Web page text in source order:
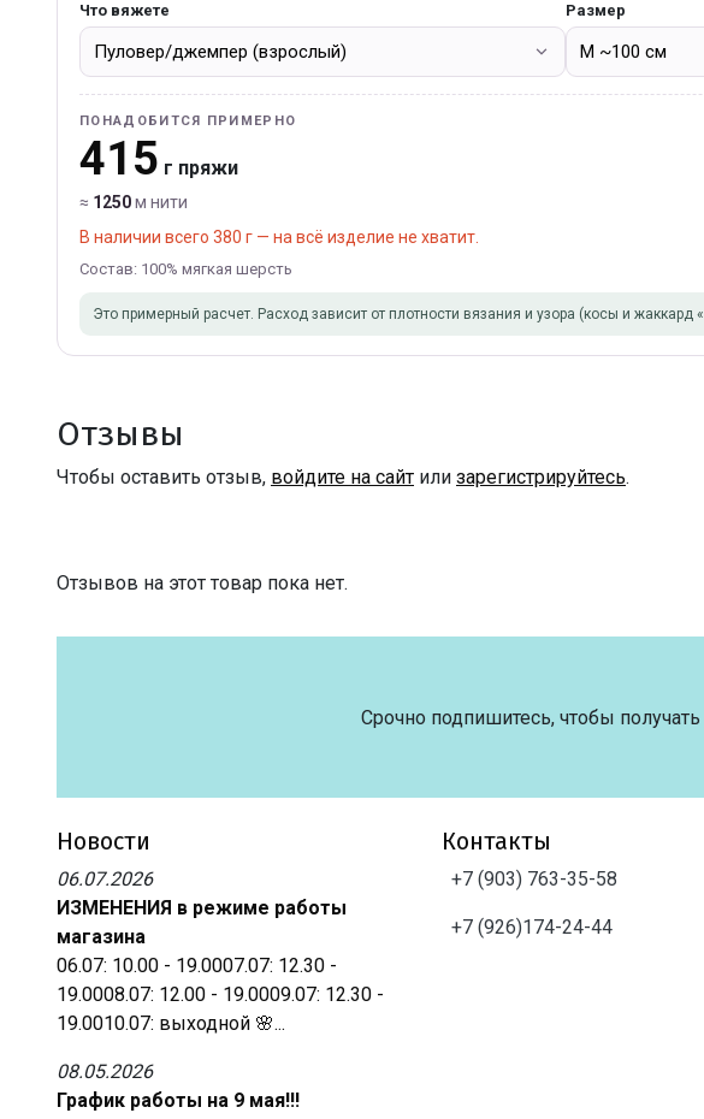
Что вяжете Размер
ПОНАДОБИТСЯ ПРИМЕРНО
415 г пряжи
≈ 1250м нити
В наличии всего 380 г — на всё изделие не хватит.
Состав: 100% мягкая шерсть
Это примерный расчет. Расход зависит от плотности вязания и узора (косы и
Отзывы
Чтобы оставить отзыв, войдите на сайт или зарегистрируйтесь.
Отзывов на этот товар пока нет.
Срочно подпишитесь, чтобы получать
Новости
06.07.2026
ИЗМЕНЕНИЯ в режиме работы
магазина
06.07: 10.00 - 19.0007.07: 12.30 -
19.0008.07: 12.00 - 19.0009.07: 12.30 -
19.0010.07: выходной 🌸...
08.05.2026
График работы на 9 мая!!!
Контакты
+7 (903) 763-35-58
+7 (926)174-24-44